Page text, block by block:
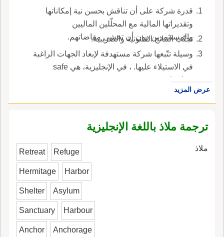
قدرة شركة على أن تناقش بحسن نية إمكاناتها
وتقديراتها المالية مع المحلّلين الماليين
والمستثمرين دون أن تخشى مقاضاتهم.
تجنّب النتائج القانونية والضريبية.
وسيلة تتّبعها شركة مستهدفة لإبعاد الجهات الراغبة
في الاستيلاء عليها. ، في الإنجليزية، هي safe
harbor.
عرض المزيد
ترجمة ملاذ باللغة الإنجليزية
ملاذ Retreat Refuge
Hermitage Harbor
Shelter Asylum
Sanctuary Harbour
Anchor Anchorage